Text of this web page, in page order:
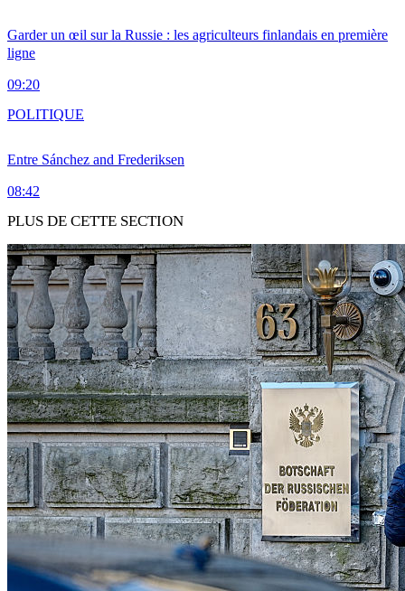
Garder un œil sur la Russie : les agriculteurs finlandais en première
ligne
09:20
Entre Sánchez and Frederiksen
08:42
POLITIQUE
PLUS DE CETTE SECTION